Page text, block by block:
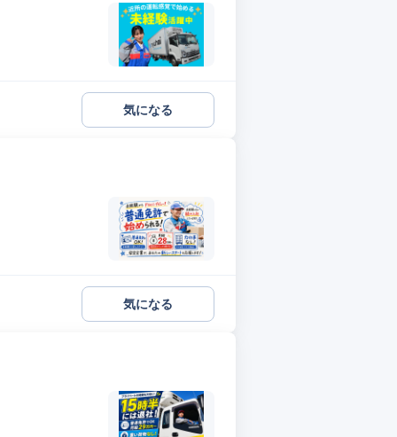
気になる
気になる